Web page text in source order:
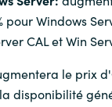
pour Windows
CAL et Win
le prix
disponibilité